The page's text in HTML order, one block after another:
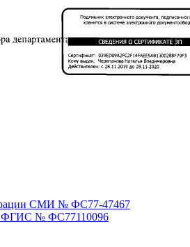
СМИ № ФС77-47467
ФГИС № ФС77110096